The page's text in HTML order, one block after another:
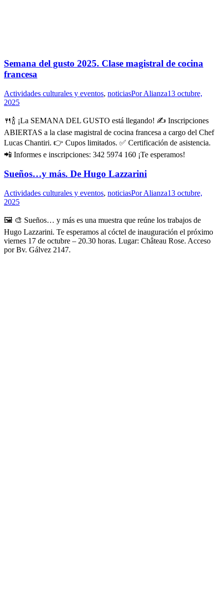
Semana del gusto 2025. Clase magistral de cocina
francesa
Actividades culturales y eventos, noticiasPorAlianza13 octubre,
2025
🍴🍾 ¡La SEMANA DEL GUSTO está llegando! ✍️ Inscripciones
ABIERTAS a la clase magistral de cocina francesa a cargo del Chef
Lucas Chantiri. 👉 Cupos limitados. ✅️ Certificación de asistencia.
📲 Informes e inscripciones: 342 5974 160 ¡Te esperamos!
Sueños…y más. De Hugo Lazzarini
Actividades culturales y eventos, noticiasPorAlianza13 octubre,
2025
🖼 🎨 Sueños… y más es una muestra que reúne los trabajos de
Hugo Lazzarini. Te esperamos al cóctel de inauguración el próximo
viernes 17 de octubre – 20.30 horas. Lugar: Château Rose. Acceso
por Bv. Gálvez 2147.